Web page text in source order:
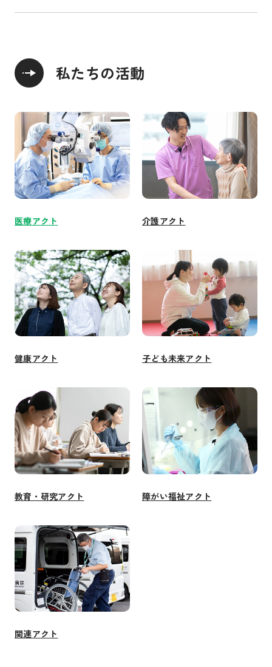
私たちの活動
医療アクト 介護アクト
健康アクト 子ども未来アクト
教育・研究アクト 障がい福祉アクト
関連アクト